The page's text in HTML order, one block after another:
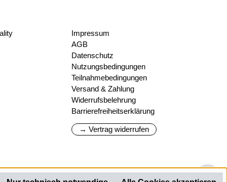
Impressum
AGB
Datenschutz
Nutzungsbedingungen
Teilnahmebedingungen
Versand & Zahlung
Widerrufsbelehrung
Barrierefreiheitserklärung
→ Vertrag widerrufen